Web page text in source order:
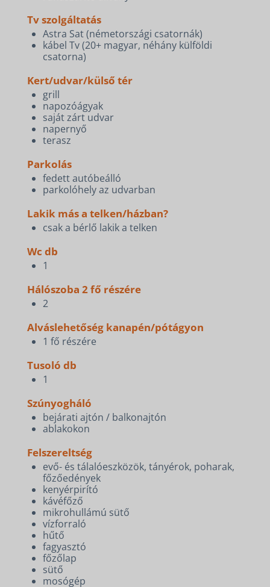
Tv szolgáltatás
Astra Sat (németországi csatornák)
kábel Tv (20+ magyar, néhány külföldi
csatorna)
Kert/udvar/külső tér
grill
napozóágyak
saját zárt udvar
napernyő
terasz
Parkolás
fedett autóbeálló
parkolóhely az udvarban
Lakik más a telken/házban?
csak a bérlő lakik a telken
Wc db
1
Hálószoba 2 fő részére
2
Alváslehetőség kanapén/pótágyon
1 fő részére
Tusoló db
1
Szúnyogháló
bejárati ajtón / balkonajtón
ablakokon
Felszereltség
evő- és tálalóeszközök, tányérok, poharak,
főzőedények
kenyérpirító
kávéfőző
mikrohullámú sütő
vízforraló
hűtő
fagyasztó
főzőlap
sütő
mosógép